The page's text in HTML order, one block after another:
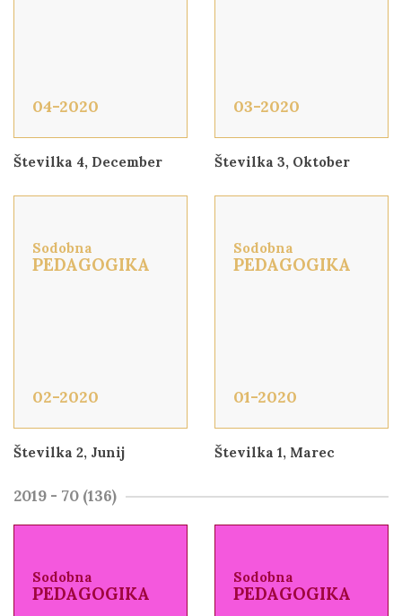
04-2020
Številka 4, December
03-2020
Številka 3, Oktober
Sodobna
PEDAGOGIKA
02-2020
Številka 2, Junij
Sodobna
PEDAGOGIKA
01-2020
Številka 1, Marec
2019 - 70 (136)
Sodobna
PEDAGOGIKA
Sodobna
PEDAGOGIKA